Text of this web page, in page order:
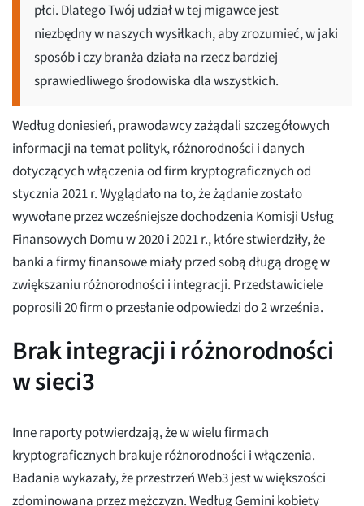
płci. Dlatego Twój udział w tej migawce jest
niezbędny w naszych wysiłkach, aby zrozumieć, w jaki
sposób i czy branża działa na rzecz bardziej
sprawiedliwego środowiska dla wszystkich.
Według doniesień, prawodawcy zażądali szczegółowych
informacji na temat polityk, różnorodności i danych
dotyczących włączenia od firm kryptograficznych od
stycznia 2021 r. Wyglądało na to, że żądanie zostało
wywołane przez wcześniejsze dochodzenia Komisji Usług
Finansowych Domu w 2020 i 2021 r., które stwierdziły, że
banki a firmy finansowe miały przed sobą długą drogę w
zwiększaniu różnorodności i integracji. Przedstawiciele
poprosili 20 firm o przesłanie odpowiedzi do 2 września.
Brak integracji i różnorodności
w sieci3
Inne raporty potwierdzają, że w wielu firmach
kryptograficznych brakuje różnorodności i włączenia.
Badania wykazały, że przestrzeń Web3 jest w większości
zdominowana przez mężczyzn. Według Gemini kobiety